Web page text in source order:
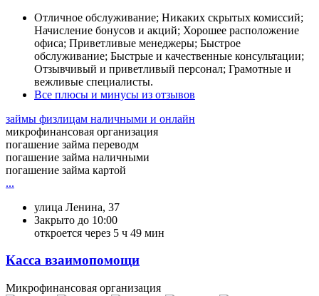
Отличное обслуживание; Никаких скрытых комиссий;
Начисление бонусов и акций; Хорошее расположение
офиса; Приветливые менеджеры; Быстрое
обслуживание; Быстрые и качественные консультации;
Отзывчивый и приветливый персонал; Грамотные и
вежливые специалисты.
Все плюсы и минусы из отзывов
займы физлицам наличными и онлайн
микрофинансовая организация
погашение займа переводм
погашение займа наличными
погашение займа картой
...
улица Ленина, 37
Закрыто до 10:00
откроется через 5 ч 49 мин
Касса взаимопомощи
Микрофинансовая организация